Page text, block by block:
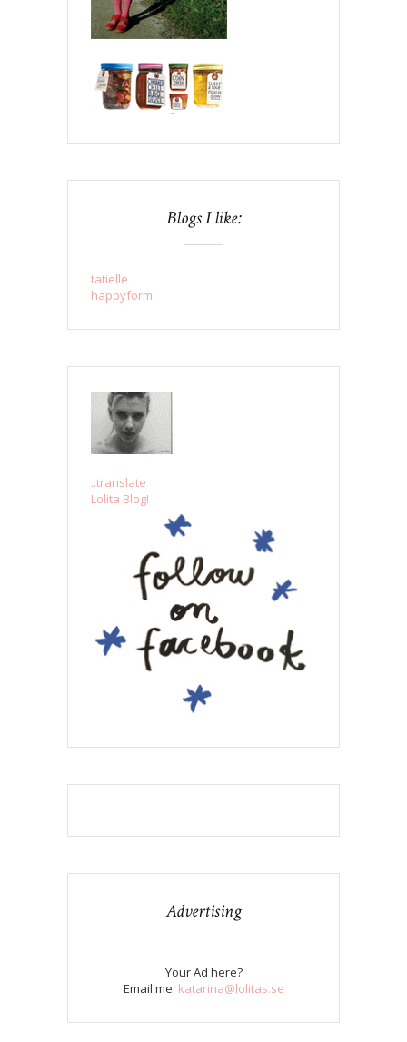
Blogs I like:
tatielle
happyform
..translate
Lolita Blog!
Advertising
Your Ad here?
Email me: katarina@lolitas.se